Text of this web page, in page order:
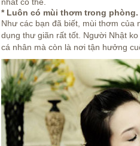
* Luôn có mùi thơm trong phòng.
Như các bạn đã biết, mùi thơm của
dụng thư giãn rất tốt. Người Nhật
cá nhân mà còn là nơi tận hưởng